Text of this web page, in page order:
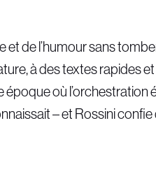
de l’humour sans
à des textes rapides
époque où
– et Rossini